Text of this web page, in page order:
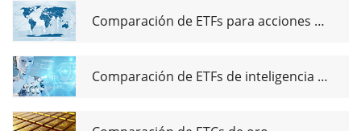
Comparación de ETFs para acciones de dividendos globales
Comparación de ETFs de inteligencia artificial